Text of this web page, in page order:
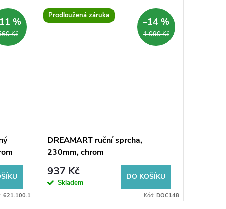
Kč
%
621.100.1
Prodloužená záruka
1 090 Kč
–14 %
DREAMART ruční sprcha,
230mm, chrom
937 Kč
Skladem
DO KOŠÍKU
Kód: DOC148